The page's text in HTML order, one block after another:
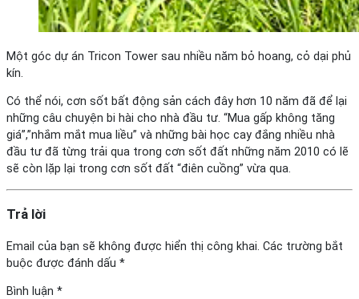
Một góc dự án Tricon Tower sau nhiều năm bỏ hoang, cỏ dại phủ
kín.
Có thể nói, cơn sốt bất động sản cách đây hơn 10 năm đã để lại
những câu chuyện bi hài cho nhà đầu tư. “Mua gấp không tăng
giá”,”nhắm mắt mua liều” và những bài học cay đắng nhiều nhà
đầu tư đã từng trải qua trong cơn sốt đất những năm 2010 có lẽ
sẽ còn lặp lại trong cơn sốt đất “điên cuồng” vừa qua.
Trả lời
Email của bạn sẽ không được hiển thị công khai. Các trường bắt
buộc được đánh dấu *
Bình luận *